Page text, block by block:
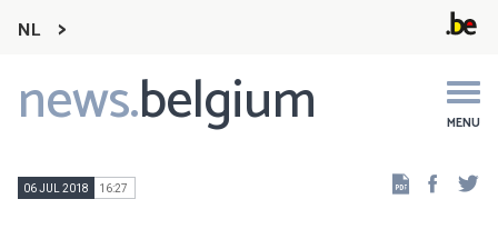
NL
news.belgium MENU
Main
navigation
06 JUL 2018 16:27